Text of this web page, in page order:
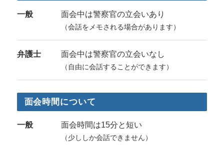
一般 面会中は警察官の立会いあり
（会話をメモされる場合があります）
弁護士 面会中は警察官の立会いなし
（自由に会話することができます）
面会時間について
一般 面会時間は15分と短い
（少ししか会話できません）